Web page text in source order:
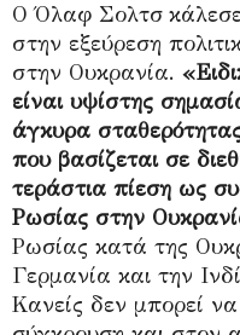
Ο Όλαφ Σολτσ
στην εξεύρεση
στην Ουκρανία.
είναι υψίστης
άγκυρα
που βασίζεται σε
τεράστια πίεση ως
Ρωσίας στην
Ρωσίας κατά της
Γερμανία και την
Κανείς δεν μπορεί